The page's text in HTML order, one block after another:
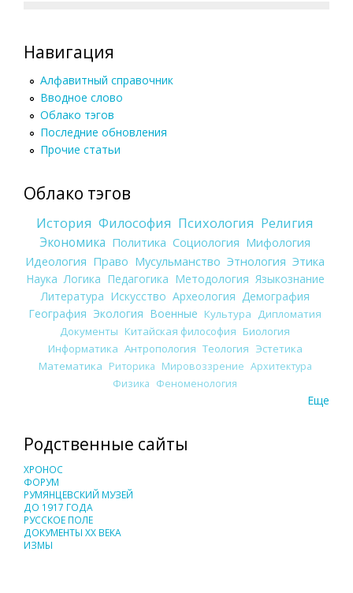
Навигация
Алфавитный справочник
Вводное слово
Облако тэгов
Последние обновления
Прочие статьи
Облако тэгов
История Философия Психология Религия
Экономика Политика Социология Мифология
Идеология Право Мусульманство Этнология Этика
Наука Логика Педагогика Методология Языкознание
Литература Искусство Археология Демография
География Экология Военные Культура
Дипломатия
Документы Китайская философия Биология
Информатика Антропология Теология Эстетика
Математика Риторика Мировоззрение Архитектура
Физика Феноменология
Еще
Родственные сайты
ХРОНОС
ФОРУМ
РУМЯНЦЕВСКИЙ МУЗЕЙ
ДО 1917 ГОДА
РУССКОЕ ПОЛЕ
ДОКУМЕНТЫ XX ВЕКА
ИЗМЫ